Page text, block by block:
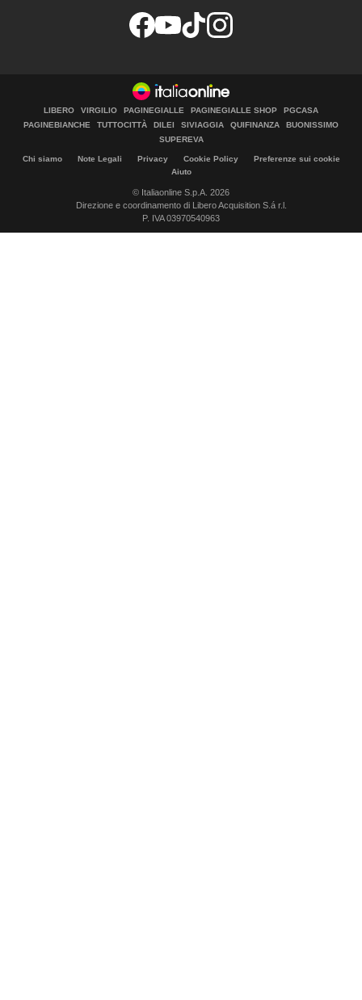
LIBERO VIRGILIO PAGINEGIALLE PAGINEGIALLE SHOP
PGCASA
PAGINEBIANCHE
TUTTOCITTÀ DILEI SIVIAGGIA QUIFINANZA
BUONISSIMO
SUPEREVA
Chi siamo Note Legali Privacy Cookie Policy
Preferenze sui cookie
Aiuto
© Italiaonline S.p.A. 2026
Direzione e coordinamento di Libero Acquisition S.á r.l.
P. IVA 03970540963